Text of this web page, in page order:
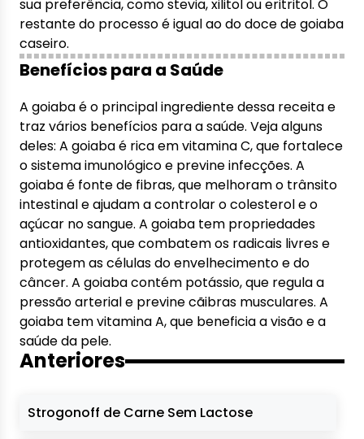
sua preferência, como stevia, xilitol ou eritritol. O
restante do processo é igual ao do doce de goiaba
caseiro.
Benefícios para a Saúde
A goiaba é o principal ingrediente dessa receita e
traz vários benefícios para a saúde. Veja alguns
deles: A goiaba é rica em vitamina C, que fortalece
o sistema imunológico e previne infecções. A
goiaba é fonte de fibras, que melhoram o trânsito
intestinal e ajudam a controlar o colesterol e o
açúcar no sangue. A goiaba tem propriedades
antioxidantes, que combatem os radicais livres e
protegem as células do envelhecimento e do
câncer. A goiaba contém potássio, que regula a
pressão arterial e previne cãibras musculares. A
goiaba tem vitamina A, que beneficia a visão e a
saúde da pele.
Anteriores
Strogonoff de Carne Sem Lactose